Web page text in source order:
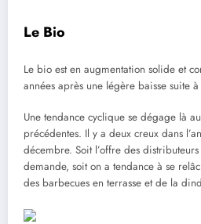
Le Bio
Le bio est en augmentation solide et
années après une légère baisse suite
Une tendance cyclique se dégage là
précédentes. Il y a deux creux dans
décembre. Soit l’offre des
demande, soit on a tendance à se
des barbecues en terrasse et de la